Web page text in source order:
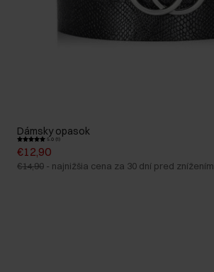
Dámsky opasok
5.0 (1)
€12,90
€14,90 - najnižšia cena za 30 dní pred znížením